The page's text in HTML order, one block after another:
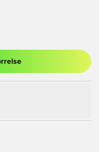
tilmelde dig som medlem